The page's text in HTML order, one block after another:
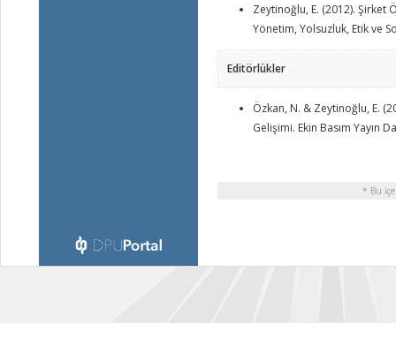
Zeytinoğlu, E. (2012). Şirket
Yönetim, Yolsuzluk, Etik ve
Editörlükler
Özkan, N. & Zeytinoğlu, E.
Gelişimi. Ekin Basım Yayın
* Bu